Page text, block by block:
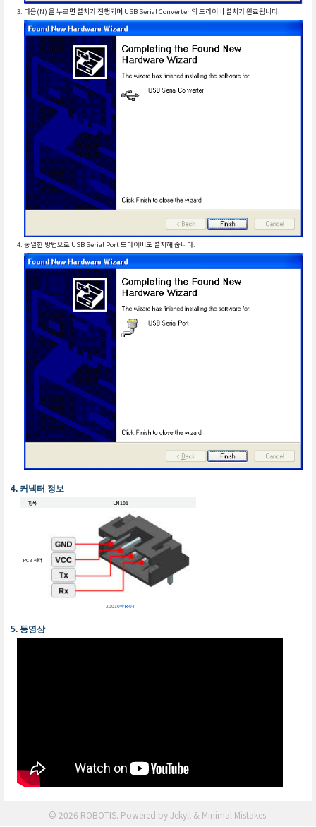
다음(N) 을 누르면 설치가 진행되며 USB Serial Converter 의 드라이버 설치가 완료됩니다.
동일한 방법으로 USB Serial Port 드라이버도 설치해 줍니다.
커넥터 정보
항목 LN101
PCB 헤더
20010WR-04
동영상
© 2026 ROBOTIS. Powered byJekyll & Minimal Mistakes.